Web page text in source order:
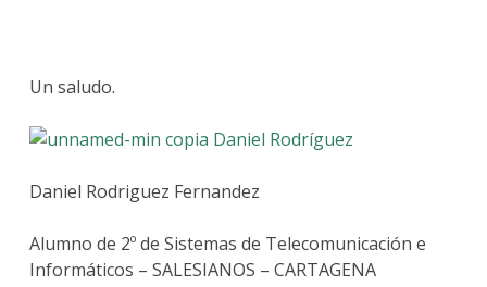
Un saludo.
Daniel Rodríguez
Daniel Rodriguez Fernandez
Alumno de 2º de Sistemas de Telecomunicación e
Informáticos – SALESIANOS – CARTAGENA